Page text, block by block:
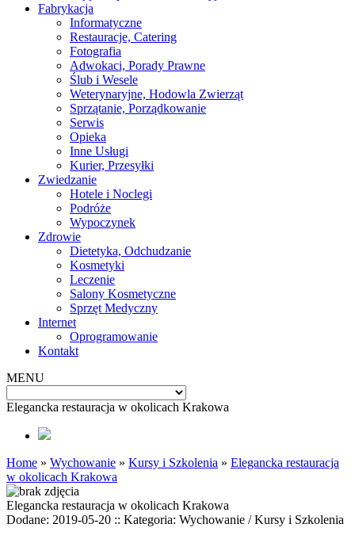
Fabrykacja
Informatyczne
Restauracje, Catering
Fotografia
Adwokaci, Porady Prawne
Ślub i Wesele
Weterynaryjne, Hodowla Zwierząt
Sprzątanie, Porządkowanie
Serwis
Opieka
Inne Usługi
Kurier, Przesyłki
Zwiedzanie
Hotele i Noclegi
Podróże
Wypoczynek
Zdrowie
Dietetyka, Odchudzanie
Kosmetyki
Leczenie
Salony Kosmetyczne
Sprzęt Medyczny
Internet
Oprogramowanie
Kontakt
MENU
Elegancka restauracja w okolicach Krakowa
Home » Wychowanie » Kursy i Szkolenia » Elegancka restauracja
w okolicach Krakowa
Elegancka restauracja w okolicach Krakowa
Dodane: 2019-05-20 :: Kategoria: Wychowanie / Kursy i Szkolenia